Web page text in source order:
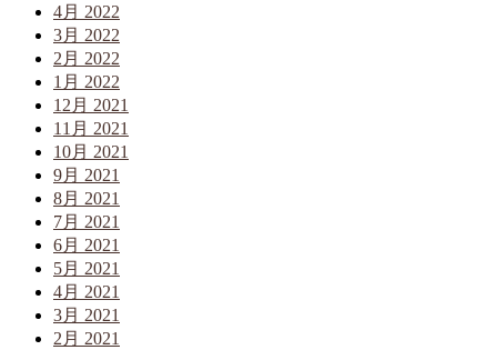
4月 2022
3月 2022
2月 2022
1月 2022
12月 2021
11月 2021
10月 2021
9月 2021
8月 2021
7月 2021
6月 2021
5月 2021
4月 2021
3月 2021
2月 2021